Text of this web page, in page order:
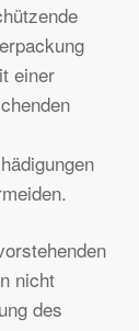
einer
nicht
des